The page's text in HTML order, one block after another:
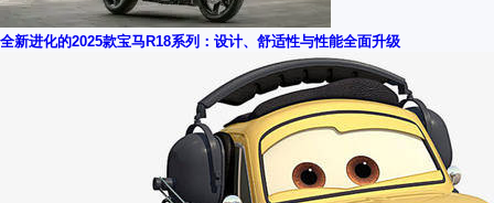
全新进化的2025款宝马R18系列：设计、舒适性与性能全面升级